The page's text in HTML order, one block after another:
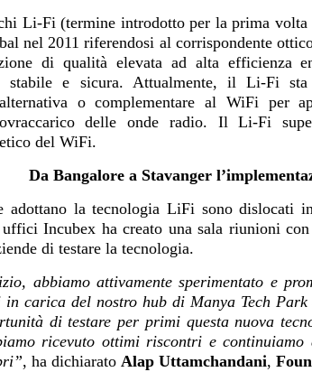
Li-Fi (termine introdotto per la prima volta
nel 2011 riferendosi al corrispondente
di qualità elevata ad alta efficienza
stabile e sicura. Attualmente, il Li-Fi
o complementare al WiFi per
delle onde radio. Il Li-Fi
del WiFi.
Da Bangalore a Stavanger
adottano la tecnologia LiFi sono dislocati
Incubex ha creato una sala riunioni
di testare la tecnologia.
abbiamo attivamente sperimentato e
in carica del nostro hub di Manya Tech
di testare per primi questa nuova
ricevuto ottimi riscontri e
, ha dichiarato Alap Uttamchandani,